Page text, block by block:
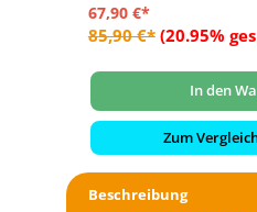
67,90 €*
85,90 €* (20.95%
In den
Zum
Beschreibung